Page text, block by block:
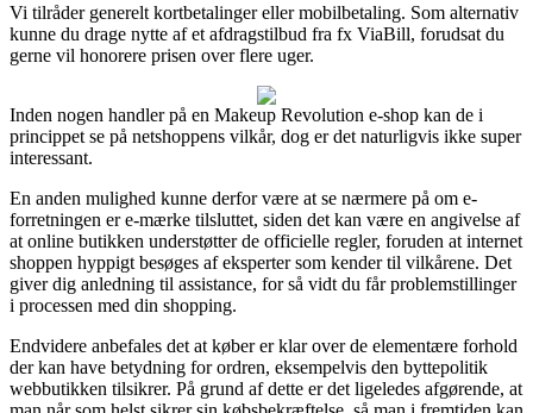
Vi tilråder generelt kortbetalinger eller mobilbetaling. Som alternativ
kunne du drage nytte af et afdragstilbud fra fx ViaBill, forudsat du
gerne vil honorere prisen over flere uger.
Inden nogen handler på en Makeup Revolution e-shop kan de i
princippet se på netshoppens vilkår, dog er det naturligvis ikke super
interessant.
En anden mulighed kunne derfor være at se nærmere på om e-
forretningen er e-mærke tilsluttet, siden det kan være en angivelse af
at online butikken understøtter de officielle regler, foruden at internet
shoppen hyppigt besøges af eksperter som kender til vilkårene. Det
giver dig anledning til assistance, for så vidt du får problemstillinger
i processen med din shopping.
Endvidere anbefales det at køber er klar over de elementære forhold
der kan have betydning for ordren, eksempelvis den byttepolitik
webbutikken tilsikrer. På grund af dette er det ligeledes afgørende, at